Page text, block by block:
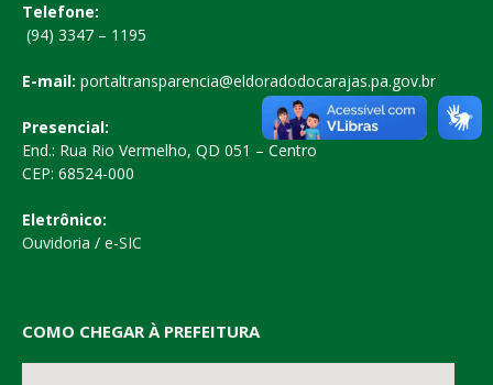
Telefone:
(94) 3347 – 1195
E-mail: portaltransparencia@eldoradodocarajas.pa.gov.br
Presencial:
End.: Rua Rio Vermelho, QD 051 – Centro
CEP: 68524-000
Eletrônico:
Ouvidoria / e-SIC
COMO CHEGAR À PREFEITURA